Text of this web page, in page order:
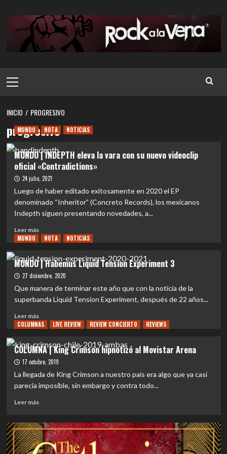
contenido
principal
INICIO PROGRESIVO
progresivo
MUNDO NOTA NOTICIAS
MUNDO | INDEPTH eleva la vara con su nuevo videoclip
oficial «Contradictions»
24 julio, 2021
Luego de haber editado exitosamente en 2020 el EP
denominado “Inheritor” (Concreto Records), los mexicanos
Indepth siguen presentando novedades, a...
Leer másLeer
más
MUNDO
|
INDEPTH
eleva
con
su
videoclip
oficial
«Contradictions»
MUNDO NOTA NOTICIAS
MUNDO | Habemus Liquid Tension Experiment 3
27 diciembre, 2020
Que manera de terminar este año que con la noticia de la
superbanda Liquid Tension Experiment, después de 22 años...
Leer másLeer
más
MUNDO
|
Habemus
Liquid
Tension
Experiment
3
COLUMNAS LIVE REVIEW REVIEW CONCIERTO REVIEWS
COLUMNA | King Crimson hipnotizó al Movistar Arena
17 octubre, 2019
La llegada de King Crimson a nuestro país era algo que ya casi
parecía imposible, sin embargo y contra todo...
Leer másLeer
COLUMNA
|
King